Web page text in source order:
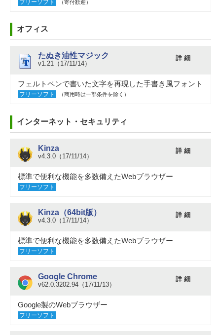
フリーソフト （寄付歓迎）
オフィス
たぬき油性マジック
v1.21（17/11/14）
詳 細
フェルトペンで書いた文字を再現した手書き風フォント
フリーソフト （商用時は一部条件を除く）
インターネット・セキュリティ
Kinza
v4.3.0（17/11/14）
詳 細
標準で便利な機能を多数備えたWebブラウザー
フリーソフト
Kinza（64bit版）
v4.3.0（17/11/14）
詳 細
標準で便利な機能を多数備えたWebブラウザー
フリーソフト
Google Chrome
v62.0.3202.94（17/11/13）
詳 細
Google製のWebブラウザー
フリーソフト